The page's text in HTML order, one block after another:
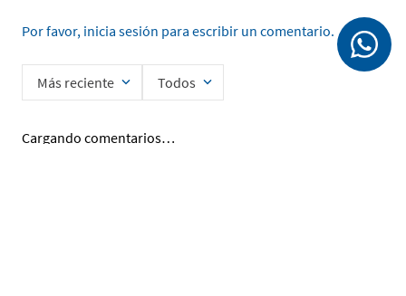
Por favor, inicia sesión para escribir un comentario.
Más reciente Todos
Cargando comentarios…